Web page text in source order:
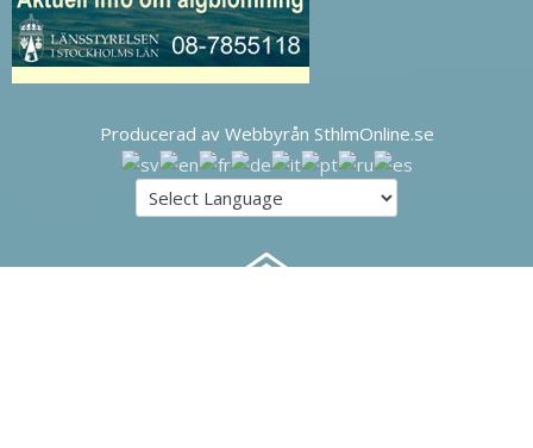
Producerad av Webbyrån SthlmOnline.se